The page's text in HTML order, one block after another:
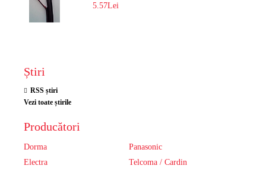
5.57Lei
Știri
RSS știri
Vezi toate știrile
Producători
Dorma
Panasonic
Electra
Telcoma / Cardin